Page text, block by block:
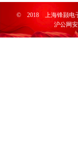
© 2018 上海锋颢电
沪公网